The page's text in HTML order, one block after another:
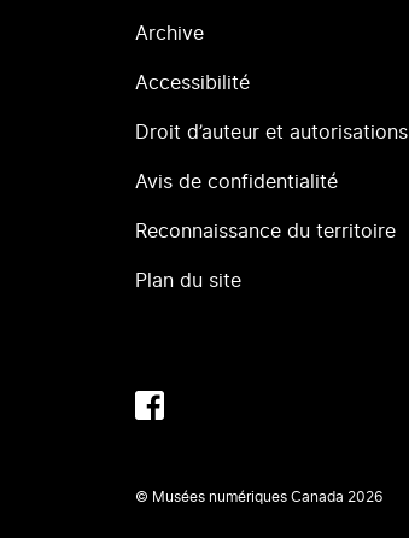
Archive
Accessibilité
Droit d’auteur et autorisations
Avis de confidentialité
Reconnaissance du territoire
Plan du site
© Musées numériques Canada 2026